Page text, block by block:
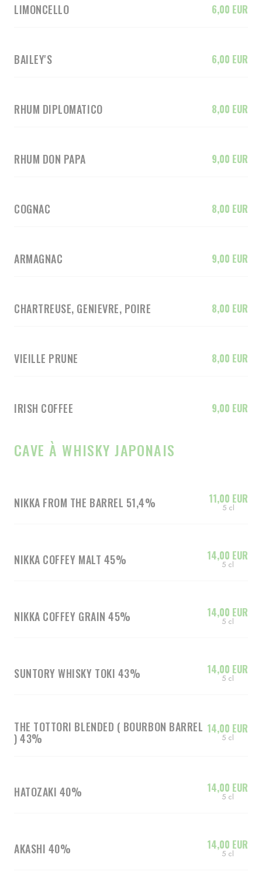
LIMONCELLO 6,00 EUR
BAILEY'S 6,00 EUR
RHUM DIPLOMATICO 8,00 EUR
RHUM DON PAPA 9,00 EUR
COGNAC 8,00 EUR
ARMAGNAC 9,00 EUR
CHARTREUSE, GENIEVRE, POIRE 8,00 EUR
VIEILLE PRUNE 8,00 EUR
IRISH COFFEE 9,00 EUR
CAVE À WHISKY JAPONAIS
NIKKA FROM THE BARREL 51,4% 11,00 EUR
5 cl
NIKKA COFFEY MALT 45% 14,00 EUR
5 cl
NIKKA COFFEY GRAIN 45% 14,00 EUR
5 cl
SUNTORY WHISKY TOKI 43% 14,00 EUR
5 cl
THE TOTTORI BLENDED ( BOURBON BARREL
) 43%
14,00 EUR
5 cl
HATOZAKI 40% 14,00 EUR
5 cl
AKASHI 40% 14,00 EUR
5 cl